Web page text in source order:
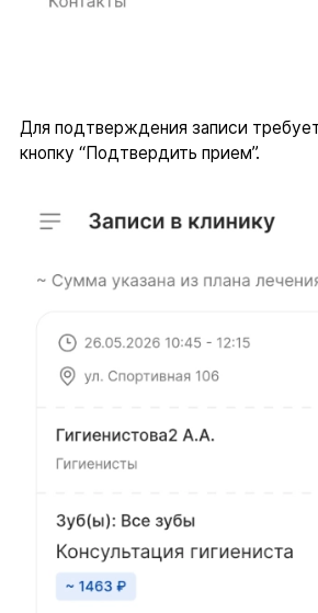
Для подтверждения записи
кнопку “Подтвердить прием”.